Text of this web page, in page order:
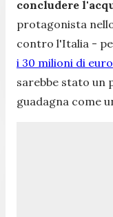
concludere
protagonista
contro l'Italia -
i 30 milioni di euro
sarebbe stato un
guadagna come